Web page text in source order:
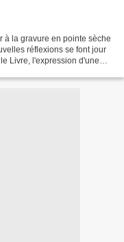
à la gravure en pointe sèche
réflexions se font jour
Livre, l'expression d'une